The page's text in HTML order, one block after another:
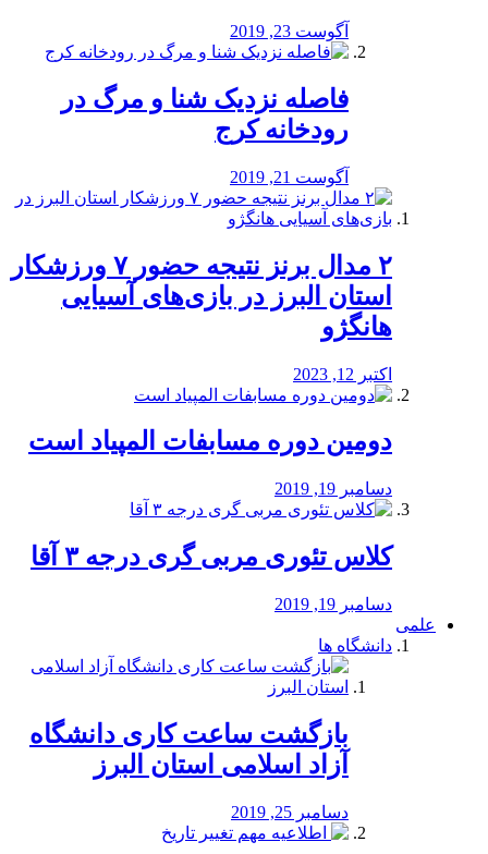
آگوست 23, 2019
️فاصله نزدیک شنا و مرگ در
رودخانه کرج
آگوست 21, 2019
۲ مدال برنز نتیجه حضور ۷ ورزشکار
استان البرز در بازی‌های آسیایی
هانگژو
اکتبر 12, 2023
دومین دوره مسابفات المپیاد است
دسامبر 19, 2019
کلاس تئوری مربی گری درجه ۳ آقا
دسامبر 19, 2019
علمی
دانشگاه ها
بازگشت ساعت کاری دانشگاه
آزاد اسلامی استان البرز
دسامبر 25, 2019